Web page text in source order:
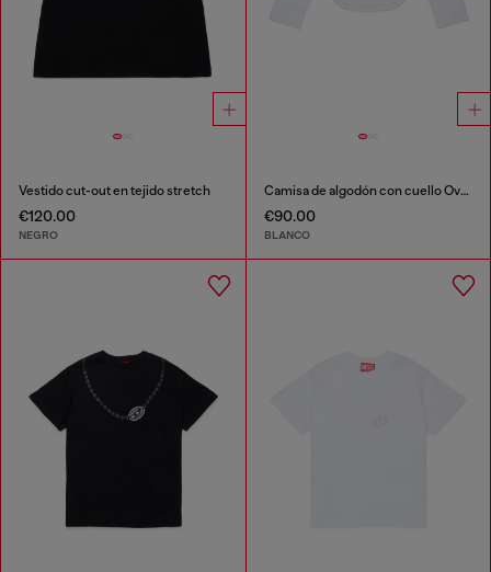
Vestido cut-out en tejido stretch
€120.00
NEGRO
Camisa de algodón con cuello Oval D
€90.00
BLANCO